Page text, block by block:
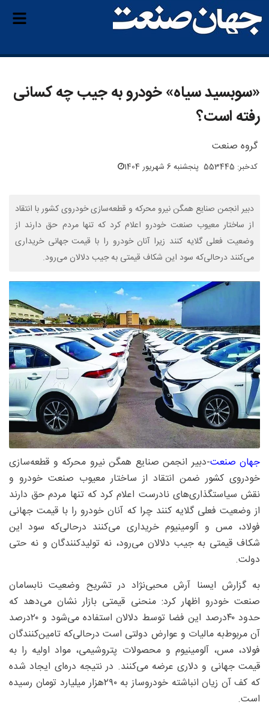
«سوبسید سیاه» خودرو به جیب چه کسانی
رفته است؟
گروه صنعت
کدخبر: 553445 پنجشنبه 6 شهریور 1404
دبیر انجمن صنایع همگن نیرو محرکه و قطعه‌سازی خودروی کشور با انتقاد
از ساختار معیوب صنعت خودرو اعلام کرد که تنها مردم حق دارند از
وضعیت فعلی گلایه کنند زیرا آنان خودرو را با قیمت جهانی خریداری
می‌کنند درحالی‌که سود این شکاف قیمتی به جیب دلالان می‌رود.
جهان صنعت-دبیر انجمن صنایع همگن نیرو محرکه و قطعه‌سازی
خودروی کشور ضمن انتقاد از ساختار معیوب صنعت خودرو و
نقش سیاستگذاری‌های نادرست اعلام کرد که تنها مردم حق دارند
از وضعیت فعلی گلایه کنند چرا که آنان خودرو را با قیمت جهانی
فولاد، مس و آلومینیوم خریداری می‌کنند درحالی‌که سود این
شکاف قیمتی به جیب دلالان می‌رود، نه تولیدکنندگان و نه حتی
دولت.
به گزارش ایسنا آرش محبی‌نژاد در تشریح وضعیت نابسامان
صنعت خودرو اظهار کرد: منحنی قیمتی بازار نشان می‌دهد که
حدود ۴۰‌درصد این فضا توسط دلالان استفاده می‌شود و ۲۰‌درصد
آن مربوط‌به مالیات و عوارض دولتی است درحالی‌که تامین‌کنندگان
فولاد، مس، آلومینیوم و محصولات پتروشیمی، مواد اولیه را به
قیمت جهانی و دلاری عرضه می‌کنند. در نتیجه دره‌ای ایجاد شده
که کف آن زیان انباشته خودروساز به ۲۹۰‌هزار میلیارد تومان رسیده
است.